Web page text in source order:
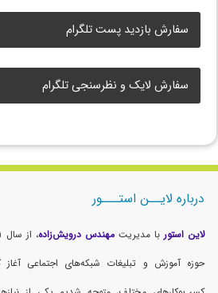
سفارش بازدید پست تلگرام
سفارش لایک و نظرسنجی تلگرام